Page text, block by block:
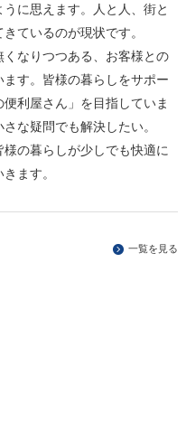
に思えます。人と人、街と
ているのが現状です。
くなりつつある、お客様との
す。皆様の暮らしをサポー
利屋さん」を目指していま
な疑問でも解決したい。
の暮らしが少しでも快適に
ます。
一覧を見る